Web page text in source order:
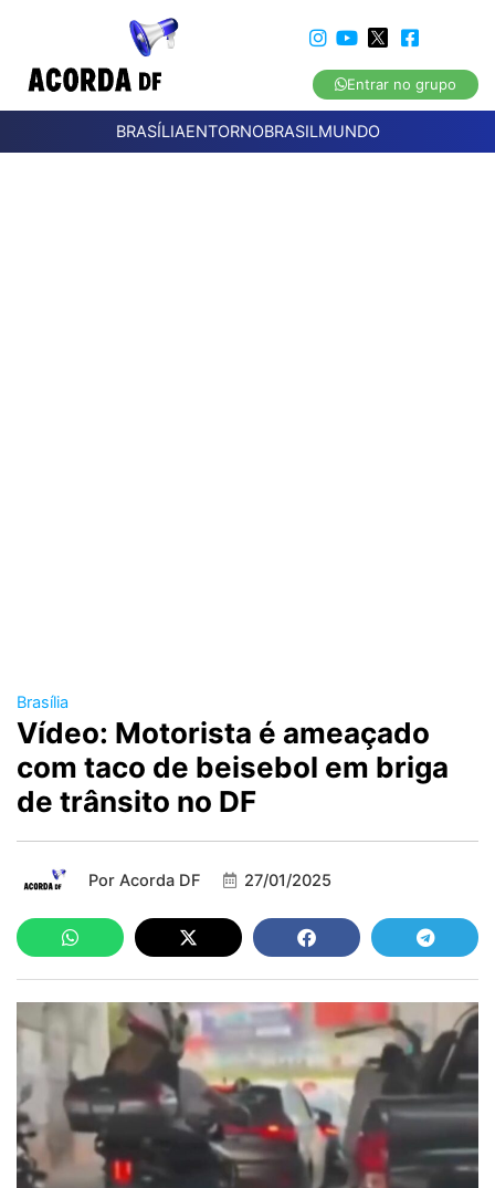
Entrar no grupo
BRASÍLIAENTORNOBRASILMUNDO
Brasília
Vídeo: Motorista é ameaçado
com taco de beisebol em briga
de trânsito no DF
Por Acorda DF 27/01/2025